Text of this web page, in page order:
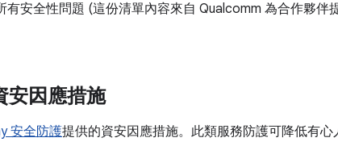
安全性問題 (這份清單內容來自 Qualcomm 為合作夥伴
因應措施
安全防護提供的資安因應措施。此類服務防護可降低有心